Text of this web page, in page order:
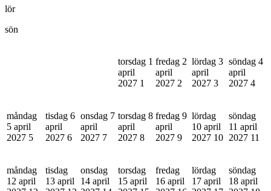
lör
sön
torsdag 1
april
2027 1
fredag 2
april
2027 2
lördag 3
april
2027 3
söndag 4
april
2027 4
måndag
5 april
2027 5
tisdag 6
april
2027 6
onsdag 7
april
2027 7
torsdag 8
april
2027 8
fredag 9
april
2027 9
lördag
10 april
2027 10
söndag
11 april
2027 11
måndag
12 april
tisdag
13 april
onsdag
14 april
torsdag
15 april
fredag
16 april
lördag
17 april
söndag
18 april